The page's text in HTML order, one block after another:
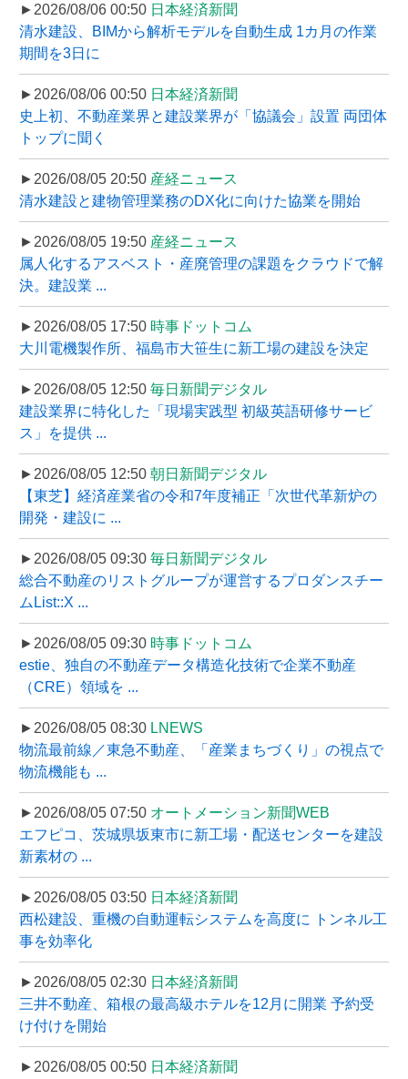
►2026/08/06 00:50 日本経済新聞
清水建設、BIMから解析モデルを自動生成 1カ月の作業
期間を3日に
►2026/08/06 00:50 日本経済新聞
史上初、不動産業界と建設業界が「協議会」設置 両団体
トップに聞く
►2026/08/05 20:50 産経ニュース
清水建設と建物管理業務のDX化に向けた協業を開始
►2026/08/05 19:50 産経ニュース
属人化するアスベスト・産廃管理の課題をクラウドで解
決。建設業 ...
►2026/08/05 17:50 時事ドットコム
大川電機製作所、福島市大笹生に新工場の建設を決定
►2026/08/05 12:50 毎日新聞デジタル
建設業界に特化した「現場実践型 初級英語研修サービ
ス」を提供 ...
►2026/08/05 12:50 朝日新聞デジタル
【東芝】経済産業省の令和7年度補正「次世代革新炉の
開発・建設に ...
►2026/08/05 09:30 毎日新聞デジタル
総合不動産のリストグループが運営するプロダンスチー
ムList::X ...
►2026/08/05 09:30 時事ドットコム
estie、独自の不動産データ構造化技術で企業不動産
（CRE）領域を ...
►2026/08/05 08:30 LNEWS
物流最前線／東急不動産、「産業まちづくり」の視点で
物流機能も ...
►2026/08/05 07:50 オートメーション新聞WEB
エフピコ、茨城県坂東市に新工場・配送センターを建設
新素材の ...
►2026/08/05 03:50 日本経済新聞
西松建設、重機の自動運転システムを高度に トンネル工
事を効率化
►2026/08/05 02:30 日本経済新聞
三井不動産、箱根の最高級ホテルを12月に開業 予約受
け付けを開始
►2026/08/05 00:50 日本経済新聞